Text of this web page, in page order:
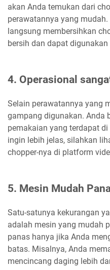
akan Anda temukan dari
perawatannya yang
langsung membersihkan
bersih dan dapat
4. Operasional
Selain perawatannya yang
gampang digunakan. Anda
pemakaian yang terdapat
ingin lebih jelas, silahkan
chopper-nya di platform
5. Mesin Mudah
Satu-satunya kekurangan
adalah mesin yang mudah
panas hanya jika Anda
batas. Misalnya, Anda
mencincang daging lebih